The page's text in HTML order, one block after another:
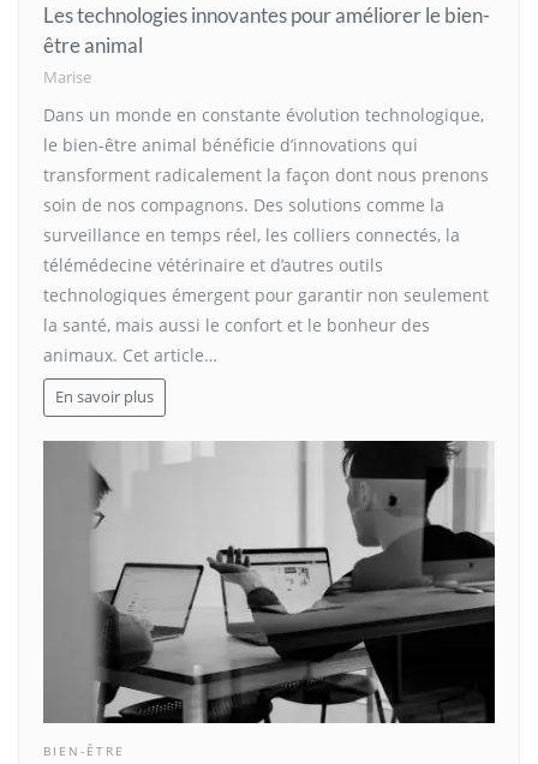
Les technologies innovantes pour améliorer le bien-
être animal
Marise
Dans un monde en constante évolution technologique,
le bien-être animal bénéficie d’innovations qui
transforment radicalement la façon dont nous prenons
soin de nos compagnons. Des solutions comme la
surveillance en temps réel, les colliers connectés, la
télémédecine vétérinaire et d’autres outils
technologiques émergent pour garantir non seulement
la santé, mais aussi le confort et le bonheur des
animaux. Cet article…
En savoir plus
BIEN-ÊTRE